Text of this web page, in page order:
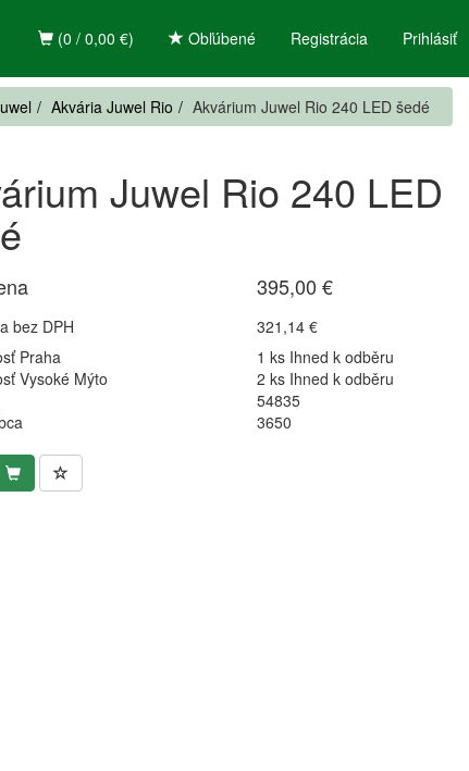
Registrácia Prihlásiť
(0 / 0,00 €) Obľúbené
Akvária Juwel Rio Akvárium Juwel Rio 240 LED šedé
Juwel Rio 240 LED
395,00 €
bez DPH
321,14 €
Praha
1 ks Ihned k odběru
Vysoké Mýto
2 ks Ihned k odběru
54835
3650